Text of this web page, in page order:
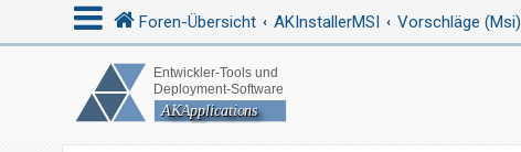
Foren-Übersicht AKInstallerMSI Vorschläge (Msi)